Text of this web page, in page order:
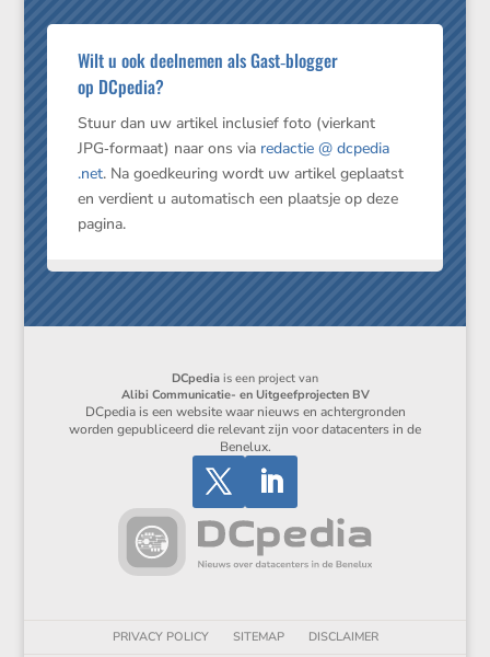
Wilt u ook deel­nemen als Gast‑blogger
op DCpedia?
Stuur dan uw artikel inclu­sief foto (vierkant
JPG‑formaat) naar ons via redactie @ dcpedia​
.net. Na goedk­euring wordt uw artikel geplaatst
en verdient u automa­tisch een plaatsje op deze
pagina.
DCpedia is een project van
Alibi Communicatie- en Uitgeefprojecten BV
DCpedia is een website waar nieuws en achtergronden
worden gepubliceerd die relevant zijn voor datacenters in de
Benelux.
PRIVACY POLICY SITEMAP DISCLAIMER